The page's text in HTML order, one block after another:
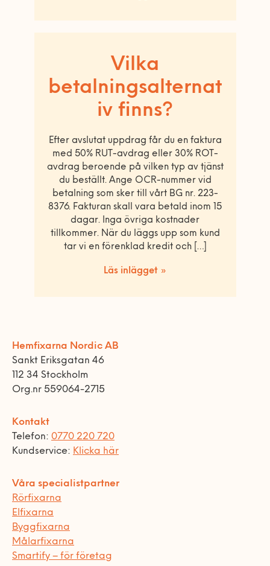
Vilka
betalningsalternat
iv finns?
Efter avslutat uppdrag får du en faktura
med 50% RUT-avdrag eller 30% ROT-
avdrag beroende på vilken typ av tjänst
du beställt. Ange OCR-nummer vid
betalning som sker till vårt BG nr. 223-
8376. Fakturan skall vara betald inom 15
dagar. Inga övriga kostnader
tillkommer. När du läggs upp som kund
tar vi en förenklad kredit och […]
Läs inlägget »
Hemfixarna Nordic AB
Sankt Eriksgatan 46
112 34 Stockholm
Org.nr 559064-2715
Kontakt
Telefon: 0770 220 720
Kundservice: Klicka här
Våra specialistpartner
Rörfixarna
Elfixarna
Byggfixarna
Målarfixarna
Smartify – för företag